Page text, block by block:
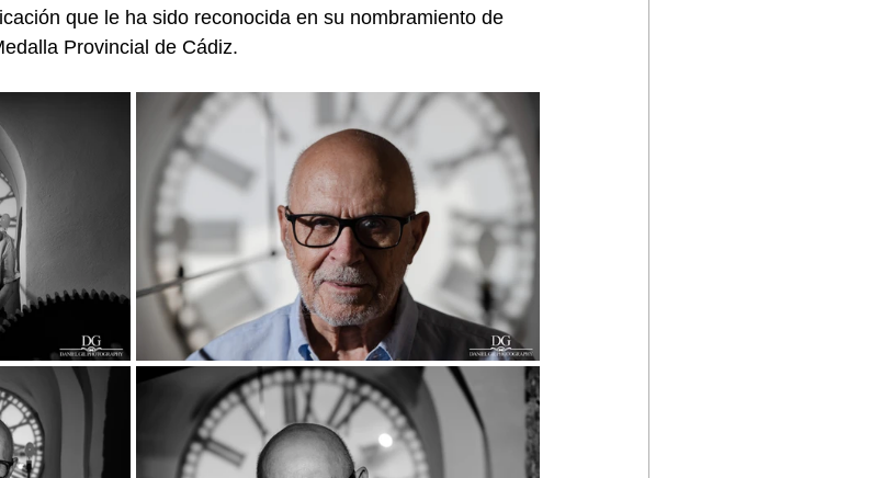
que le ha sido reconocida en su nombramiento de
Provincial de Cádiz.